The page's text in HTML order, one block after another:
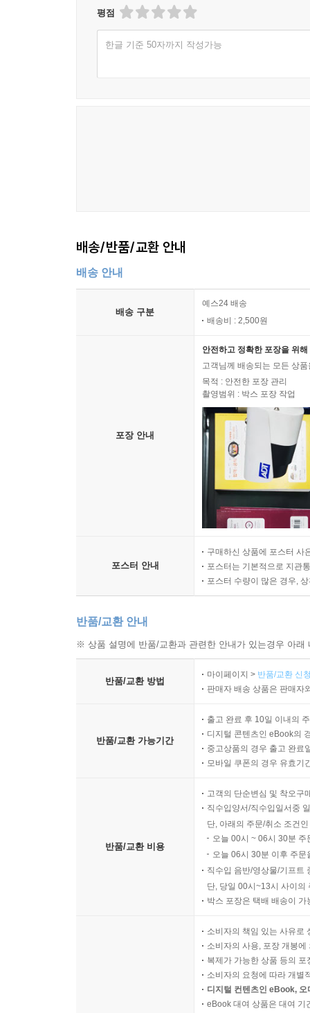
평점
한글 기준 50자까지 작성가능
배송/반품/교환 안내
배송 안내
배송 구분
예스24 배송
배송비 : 2,500원
포장 안내
안전하고 정확한 포장을 위
고객님께 배송되는 모든 상
목적 : 안전한 포장 관리
촬영범위 : 박스 포장 작업
포스터 안내
구매하신 상품에 포스터 사
포스터는 기본적으로 지관
포스터 수량이 많은 경우,
반품/교환 안내
※ 상품 설명에 반품/교환과 관련한 안내가 있는경우 아
반품/교환 방법
마이페이지 > 반품/교환 신
판매자 배송 상품은 판매자
반품/교환 가능기간
출고 완료 후 10일 이내의
디지털 콘텐츠인 eBook의
중고상품의 경우 출고 완료
모바일 쿠폰의 경우 유효기
반품/교환 비용
고객의 단순변심 및 착오구
직수입양서/직수입일서중
단, 아래의 주문/취소 조건
오늘 00시 ~ 06시 30분
오늘 06시 30분 이후 주
직수입 음반/영상물/기프트
단, 당일 00시~13시 사이의
박스 포장은 택배 배송이
소비자의 책임 있는 사유로
소비자의 사용, 포장 개봉
복제가 가능한 상품 등의
소비자의 요청에 따라 개별
디지털 컨텐츠인 eBook,
eBook 대여 상품은 대여 기